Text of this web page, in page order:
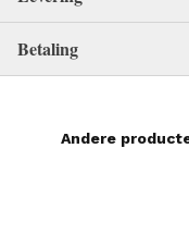
Betaling
Andere